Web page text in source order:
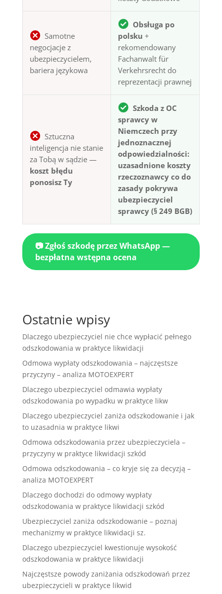
Samotne
negocjacje z
ubezpieczycielem,
bariera językowa
Obsługa po
polsku +
rekomendowany
Fachanwalt für
Verkehrsrecht do
reprezentacji prawnej
Sztuczna
inteligencja nie stanie
za Tobą w sądzie —
koszt błędu
ponosisz Ty
Szkoda z OC
sprawcy w
Niemczech przy
jednoznacznej
odpowiedzialności:
uzasadnione koszty
rzeczoznawcy co do
zasady pokrywa
ubezpieczyciel
sprawcy (§ 249 BGB)
📷 Zgłoś szkodę przez WhatsApp —
bezpłatna wstępna ocena
Ostatnie wpisy
Dlaczego ubezpieczyciel nie chce wypłacić pełnego
odszkodowania w praktyce likwidacji
Odmowa wypłaty odszkodowania – najczęstsze
przyczyny – analiza MOTOEXPERT
Dlaczego ubezpieczyciel odmawia wypłaty
odszkodowania po wypadku w praktyce likw
Dlaczego ubezpieczyciel zaniża odszkodowanie i jak
to uzasadnia w praktyce likwi
Odmowa odszkodowania przez ubezpieczyciela –
przyczyny w praktyce likwidacji szkód
Odmowa odszkodowania – co kryje się za decyzją –
analiza MOTOEXPERT
Dlaczego dochodzi do odmowy wypłaty
odszkodowania w praktyce likwidacji szkód
Ubezpieczyciel zaniża odszkodowanie – poznaj
mechanizmy w praktyce likwidacji sz.
Dlaczego ubezpieczyciel kwestionuje wysokość
odszkodowania w praktyce likwidacji
Najczęstsze powody zaniżania odszkodowań przez
ubezpieczycieli w praktyce likwid